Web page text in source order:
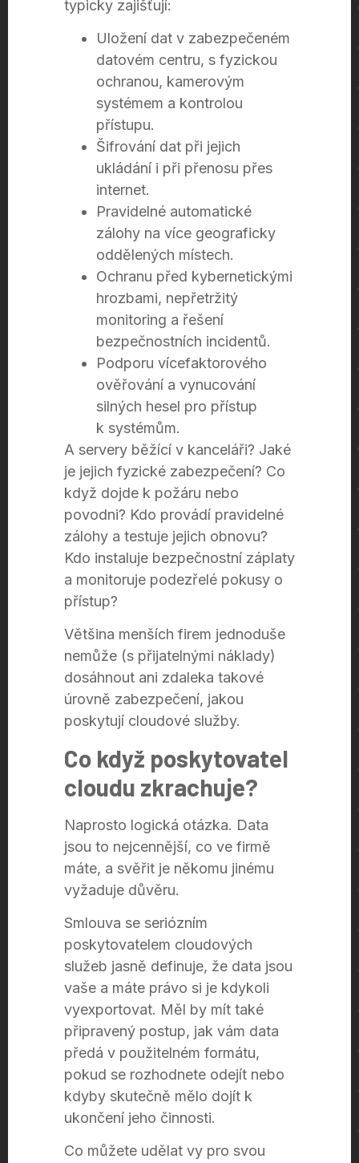
typicky zajišťují:
Uložení dat v zabezpečeném
datovém centru, s fyzickou
ochranou, kamerovým
systémem a kontrolou
přístupu.
Šifrování dat při jejich
ukládání i při přenosu přes
internet.
Pravidelné automatické
zálohy na více geograficky
oddělených místech.
Ochranu před kybernetickými
hrozbami, nepřetržitý
monitoring a řešení
bezpečnostních incidentů.
Podporu vícefaktorového
ověřování a vynucování
silných hesel pro přístup
k systémům.
A servery běžící v kanceláři? Jaké
je jejich fyzické zabezpečení? Co
když dojde k požáru nebo
povodni? Kdo provádí pravidelné
zálohy a testuje jejich obnovu?
Kdo instaluje bezpečnostní záplaty
a monitoruje podezřelé pokusy o
přístup?
Většina menších firem jednoduše
nemůže (s přijatelnými náklady)
dosáhnout ani zdaleka takové
úrovně zabezpečení, jakou
poskytují cloudové služby.
Co když poskytovatel
cloudu zkrachuje?
Naprosto logická otázka. Data
jsou to nejcennější, co ve firmě
máte, a svěřit je někomu jinému
vyžaduje důvěru.
Smlouva se seriózním
poskytovatelem cloudových
služeb jasně definuje, že data jsou
vaše a máte právo si je kdykoli
vyexportovat. Měl by mít také
připravený postup, jak vám data
předá v použitelném formátu,
pokud se rozhodnete odejít nebo
kdyby skutečně mělo dojít k
ukončení jeho činnosti.
Co můžete udělat vy pro svou